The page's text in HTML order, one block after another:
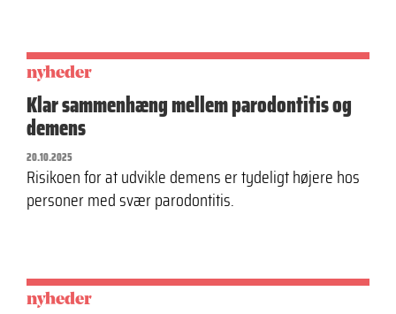
nyheder
Klar sammenhæng mellem parodontitis og
demens
20.10.2025
Risikoen for at udvikle demens er tydeligt højere hos
personer med svær parodontitis.
nyheder